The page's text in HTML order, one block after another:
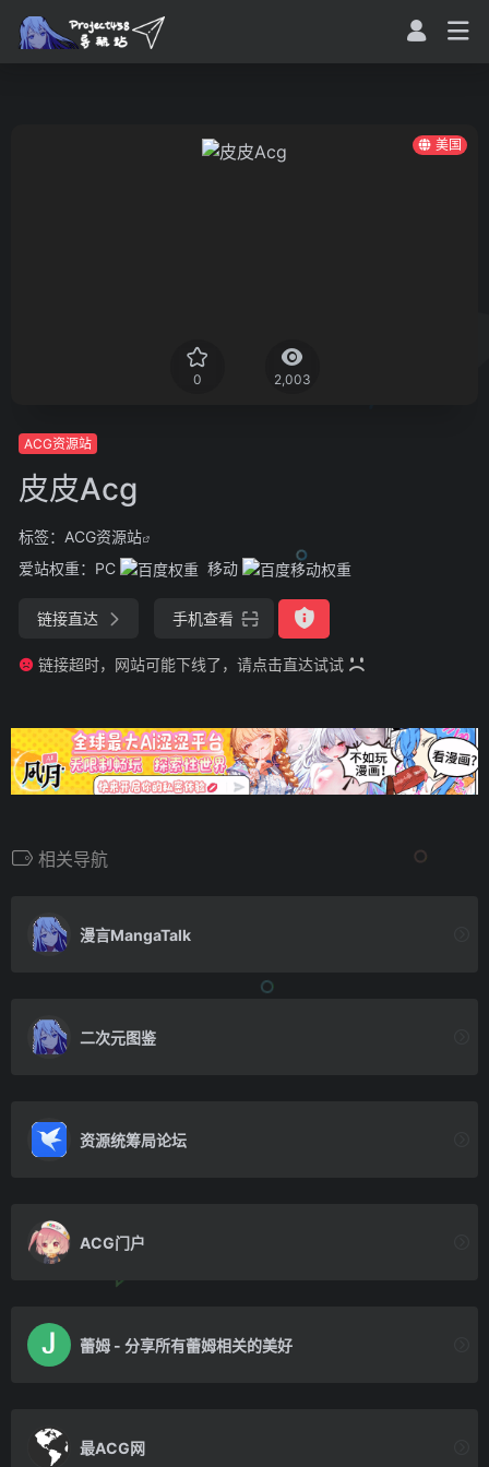
美国
0 2,003
ACG资源站
皮皮Acg
标签： ACG资源站
爱站权重： PC 移动
链接直达 手机查看
链接超时，网站可能下线了，请点击直达试试
相关导航
漫言MangaTalk
二次元图鉴
资源统筹局论坛
ACG门户
蕾姆 - 分享所有蕾姆相关的美好
最ACG网